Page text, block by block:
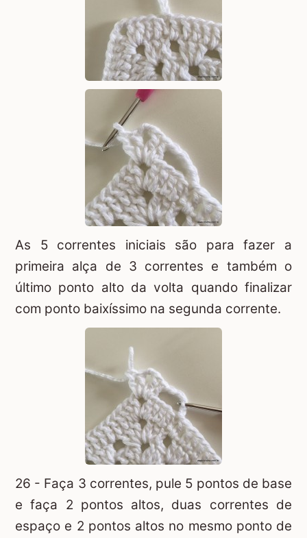
As 5 correntes iniciais são para fazer a
primeira alça de 3 correntes e também o
último ponto alto da volta quando finalizar
com ponto baixíssimo na segunda corrente.
26 - Faça 3 correntes, pule 5 pontos de base
e faça 2 pontos altos, duas correntes de
espaço e 2 pontos altos no mesmo ponto de